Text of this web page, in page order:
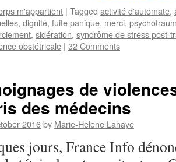
m'appartient | Tagged activité d'automate,
, dignité, fuite panique, merci,
, sidération, syndrôme de stress post-
obstétricale | 32 Comments
de
des médecins
2016by Marie-Helene Lahaye
jours, France Info